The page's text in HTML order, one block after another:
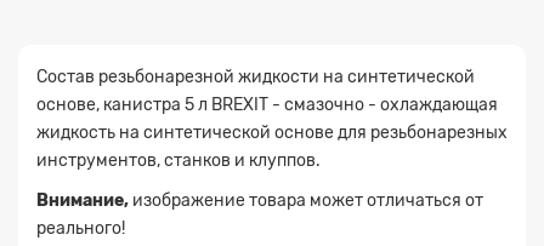
Состав резьбонарезной жидкости на синтетической
основе, канистра 5 л BREXIT - смазочно - охлаждающая
жидкость на синтетической основе для резьбонарезных
инструментов, станков и клуппов.
Внимание, изображение товара может отличаться от
реального!